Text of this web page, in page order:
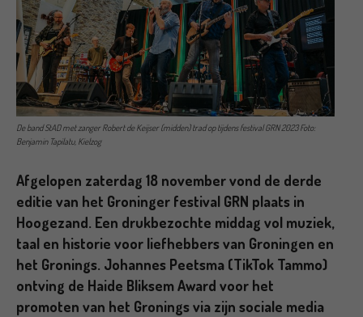
De band StAD met zanger Robert de Keijser (midden) trad op tijdens festival GRN 2023 Foto:
Benjamin Tapilatu, Kielzog
Afgelopen zaterdag 18 november vond de derde
editie van het Groninger festival GRN plaats in
Hoogezand. Een drukbezochte middag vol muziek,
taal en historie voor liefhebbers van Groningen en
het Gronings. Johannes Peetsma (TikTok Tammo)
ontving de Haide Bliksem Award voor het
promoten van het Gronings via zijn sociale media